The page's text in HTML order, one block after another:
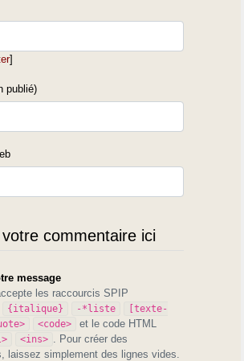
: « Aci, eths qui soun plân
».
]
publié)
commentaire ici
message
les raccourcis SPIP
{italique} -*liste
[texte-
<code> et le code HTML
<ins>
. Pour créer des
laissez simplement des lignes vides.